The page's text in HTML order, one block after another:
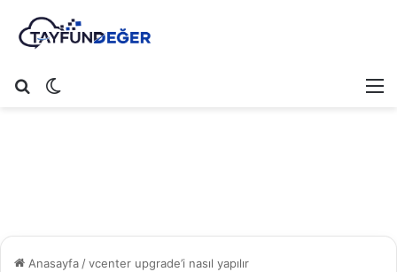
Arama yap ...
Anasayfa/vcenter upgrade’i nasıl yapılır